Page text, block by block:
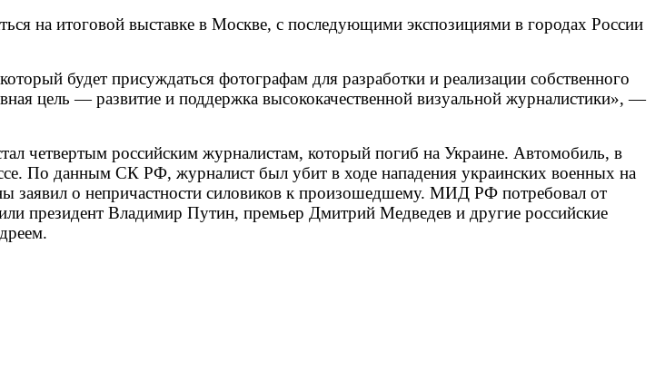
на итоговой выставке в Москве, с последующими экспозициями в городах России
будет присуждаться фотографам для разработки и реализации собственного
цель — развитие и поддержка высококачественной визуальной журналистики», —
четвертым российским журналистам, который погиб на Украине. Автомобиль, в
По данным СК РФ, журналист был убит в ходе нападения украинских военных на
заявил о непричастности силовиков к произошедшему. МИД РФ потребовал от
президент Владимир Путин, премьер Дмитрий Медведев и другие российские